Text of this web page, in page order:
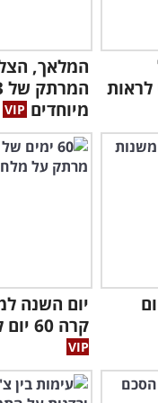
3:35
על
חשוב
2:51
הפרשן
לכל
לראות
המלאך,
מיוחדים
קרה 60 יום לפני הניצחון הגדול?